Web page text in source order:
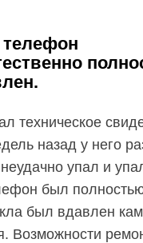
техническое
назад у него
упал и
был
был вдавлен
Возможности